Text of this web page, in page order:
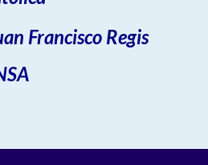
Francisco Regis